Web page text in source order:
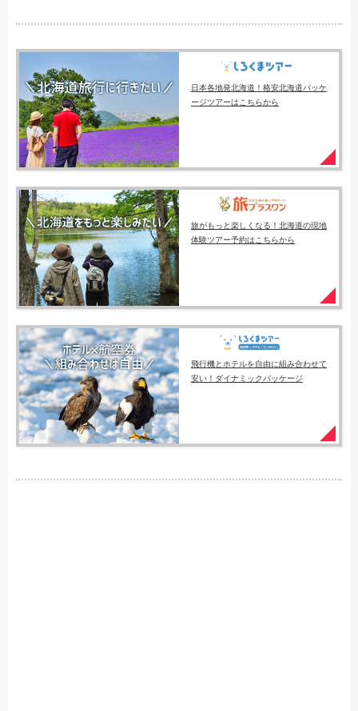
日本各地発北海道！格安北海道パッケ
ージツアーはこちらから
旅がもっと楽しくなる！北海道の現地
体験ツアー予約はこちらから
飛行機とホテルを自由に組み合わせて
安い！ダイナミックパッケージ